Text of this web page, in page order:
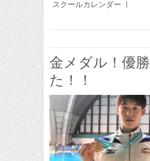
スクールカレンダー |
金メダル！優
た！！